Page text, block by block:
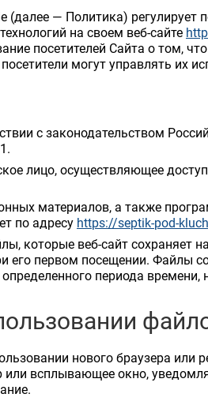
— Политика) регулирует
на своем веб-сайте
посетителей Сайта о том,
могут управлять их
с законодательством
лицо, осуществляющее
материалов, а также
по адресу https://septik-pod-
которые веб-сайт сохраняет
его первом посещении. Файлы
периода
нового браузера или
или всплывающее окно,